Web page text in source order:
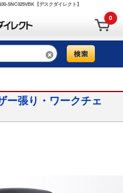
SNC025VBK【デスクダイレクト】
0
ー張り・ワークチェ